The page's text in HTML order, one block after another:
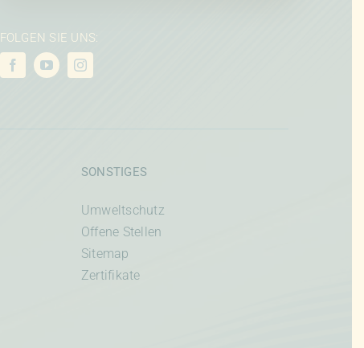
FOLGEN SIE UNS:
SONSTIGES
Umweltschutz
Offene Stellen
Sitemap
Zertifikate